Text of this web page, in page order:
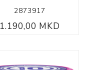
2873917
1.190,00 MKD